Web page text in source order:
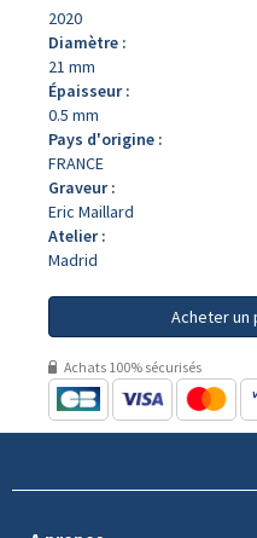
2020
Diamètre :
21 mm
Épaisseur :
0.5 mm
Pays d'origine :
FRANCE
Graveur :
Eric Maillard
Atelier :
Madrid
Acheter un
Achats 100% sécurisés